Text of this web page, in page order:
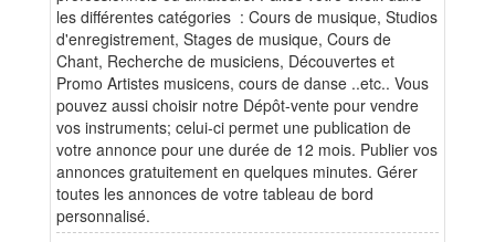
les différentes catégories : Cours de musique, Studios
d'enregistrement, Stages de musique, Cours de
Chant, Recherche de musiciens, Découvertes et
Promo Artistes musicens, cours de danse ..etc.. Vous
pouvez aussi choisir notre Dépôt-vente pour vendre
vos instruments; celui-ci permet une publication de
votre annonce pour une durée de 12 mois. Publier vos
annonces gratuitement en quelques minutes. Gérer
toutes les annonces de votre tableau de bord
personnalisé.